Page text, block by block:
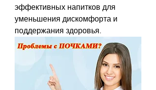
эффективных напитков для
уменьшения дискомфорта и
поддержания здоровья.